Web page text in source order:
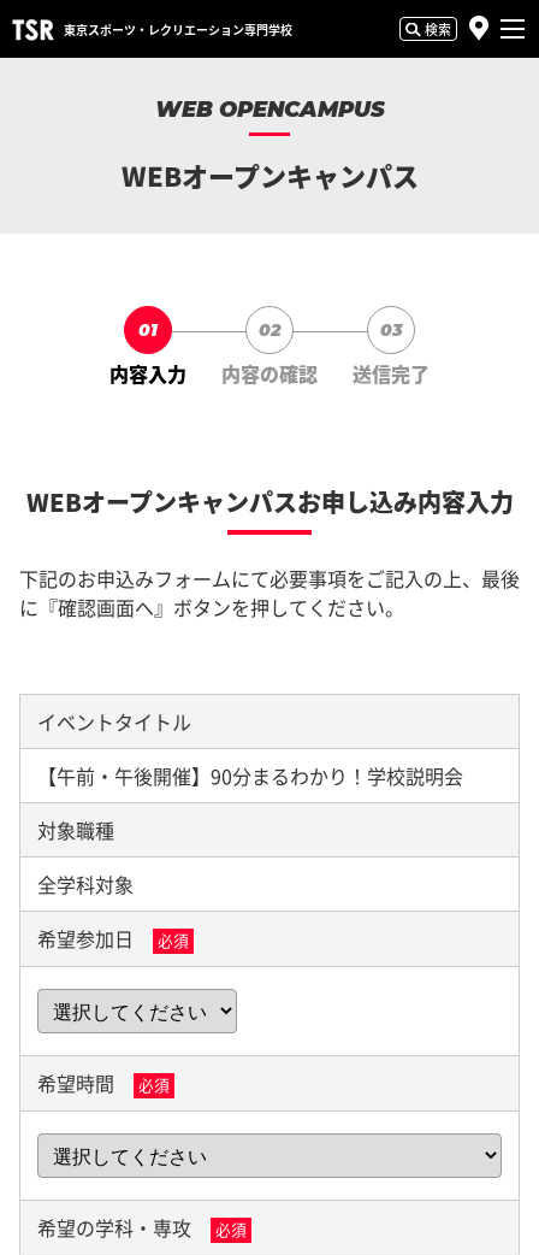
東京スポーツ・ レクリエーション専門学校 検索
WEB OPENCAMPUS
WEBオープンキャンパス
01
内容入力
02
内容の確認
03
送信完了
WEBオープンキャンパスお申し込み内容入力
下記のお申込みフォームにて必要事項をご記入の上、最後
に『確認画面へ』ボタンを押してください。
イベントタイトル
【午前・午後開催】90分まるわかり！学校説明会
対象職種
全学科対象
希望参加日
必須
希望時間 必須
希望の学科・専攻 必須